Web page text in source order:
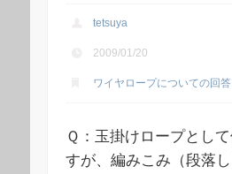
tetsuya
2009/01/20
ワイヤロープについての回答
Ｑ：玉掛けロープとし
すが、編みこみ（段落